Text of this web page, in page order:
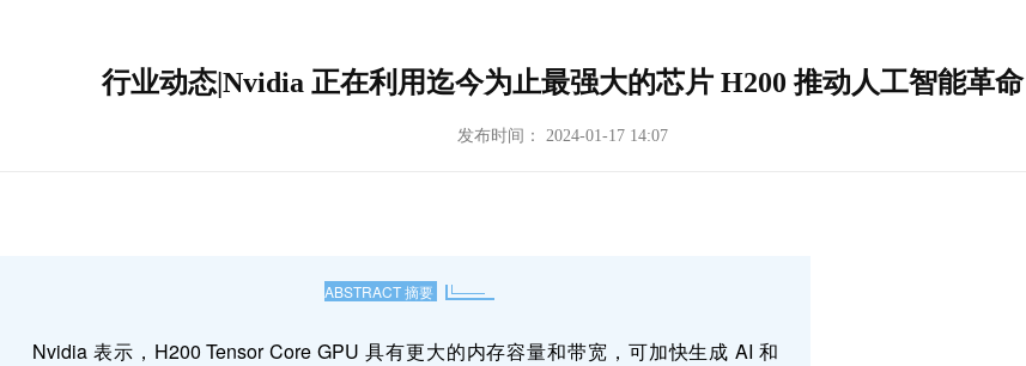
行业动态|Nvidia 正在利用迄今为止最强大的芯片 H200 推动人工智能革命
发布时间： 2024-01-17 14:07
ABSTRACT 摘要
Nvidia 表示，H200 Tensor Core GPU 具有更大的内存容量和带宽，可加快生成 AI 和